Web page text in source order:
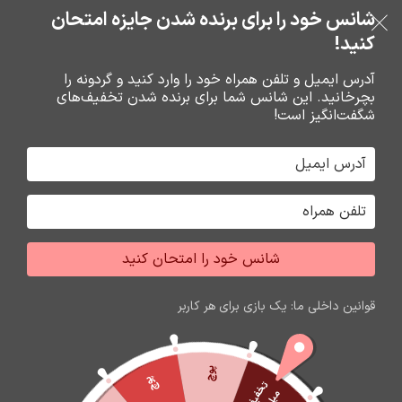
خرید قسطی با ترب‌پی
عبور به ناوبری
رفتن به محتوای اصلی
0 ریال
خانه باتري گوشي،سکه اي،ريموت و پاوربانک باتري قلم و نيم قلم سکه اي
فروشگاه نوین تراشه گنجی
پوچ
پوچ
شانس خود را برای برنده شدن جایزه امتحان
کنید!
آدرس ایمیل و تلفن همراه خود را وارد کنید و گردونه را
بچرخانید. این شانس شما برای برنده شدن تخفیف‌های
شگفت‌انگیز است!
شانس خود را امتحان کنید
قوانین داخلی ما: یک بازی برای هر کاربر